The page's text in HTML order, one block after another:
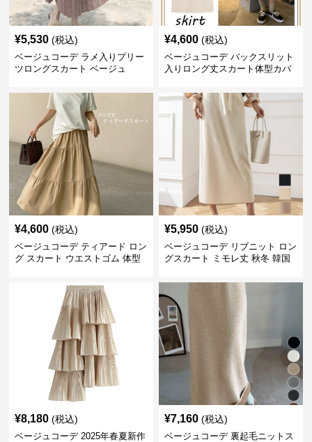
¥5,530 (税込)
ベージュコーデ ラメ入りプリー
ツロングスカート ベージュ
¥4,600 (税込)
ベージュコーデ バックスリット
入りロング丈スカート体型カバ
¥4,600 (税込)
ベージュコーデ ティアード ロン
グ スカート ウエストゴム 体型
¥5,950 (税込)
ベージュコーデ リブニット ロン
グスカート ミモレ丈 秋冬 韓国
¥8,180 (税込)
ベージュコーデ 2025年春夏新作
¥7,160 (税込)
ベージュコーデ 裏起毛ニットス